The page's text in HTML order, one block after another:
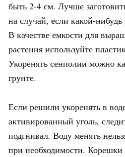
быть 2-4 см. Лучше
на случай, если какой-
В качестве емкости для
растения используйте
Укоренять сенполии можно
грунте.
Если решили укоренять в
активированный уголь,
подгнивал. Воду менять
при необходимости. Корешки